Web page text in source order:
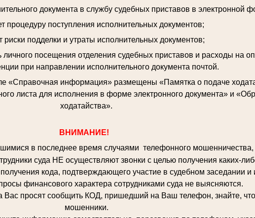
документа в службу судебных приставов в электронной
процедуру поступления исполнительных документов;
риски подделки и утраты исполнительных документов;
личного посещения отделения судебных приставов и расходы на
при направлении исполнительного документа почтой.
«Справочная информация» размещены «Памятка о подаче
листа для исполнения в форме электронного документа» и
ходатайства».
ВНИМАНИЕ!
в последнее время случаями телефонного мошенничества,
суда НЕ осуществляют звонки с целью получения каких-
кода, подтверждающего участие в судебном заседании и
финансового характера сотрудниками суда не выясняются.
просят сообщить КОД, пришедший на Ваш телефон, знайте, что
мошенники.